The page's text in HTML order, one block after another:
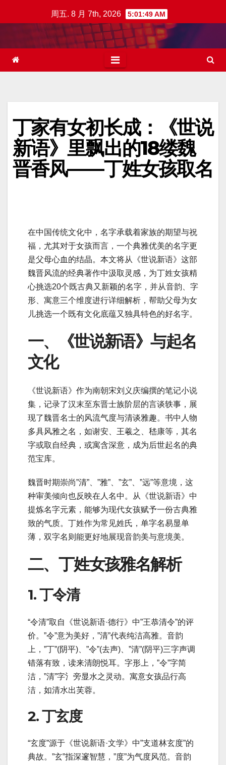
至
周五. 8 月 7th, 2026 5:01:50 AM
丁家有女初长成：《世说
新语》里飘出的18缕魏
晋香风——丁姓女孩取名
在中国传统文化中，名字承载着家族的期望与祝
福，尤其对于女孩而言，一个典雅优美的名字更
是父母心血的结晶。本文将从《世说新语》这部
魏晋风流的经典著作中汲取灵感，为丁姓女孩精
心挑选20个既古典又新颖的名字，并从音韵、字
形、寓意三个维度进行详细解析，帮助父母为女
儿挑选一个既有文化底蕴又独具特色的好名字。
一、《世说新语》与起名
文化
《世说新语》作为南朝宋刘义庆编撰的笔记小说
集，记录了汉末至东晋士族阶层的言谈轶事，展
现了魏晋名士的风流气度与清谈雅趣。书中人物
多具风雅之名，如谢安、王羲之、嵇康等，其名
字或取自经典，或寓含深意，成为后世起名的典
范宝库。
魏晋时期崇尚”清”、”雅”、”玄”、”远”等意境，这
种审美倾向也反映在人名中。从《世说新语》中
提炼名字元素，能够为现代女孩赋予一份古典雅
致的气质。丁姓作为常见姓氏，单字名易显单
薄，双字名则能更好地展现音韵美与意境美。
二、丁姓女孩雅名解析
1. 丁令清
“令清”取自《世说新语·德行》中”王恭清令”的评
价。”令”意为美好，”清”代表纯洁高雅。音韵
上，”丁”(阴平)、”令”(去声)、”清”(阴平)三字声调
错落有致，读来清朗悦耳。字形上，”令”字简
洁，”清”字氵旁显水之灵动。寓意女孩品行高
洁，如清水出芙蓉。
2. 丁玄度
“玄度”源于《世说新语·文学》中”支道林玄度”的
典故。”玄”指深邃智慧，”度”为气度风范。音韵